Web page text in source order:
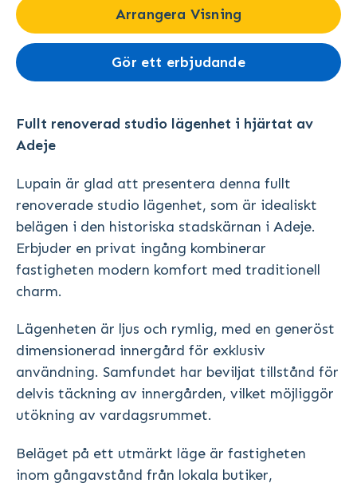
Arrangera Visning
Gör ett erbjudande
Fullt renoverad studio lägenhet i hjärtat av
Adeje
Lupain är glad att presentera denna fullt
renoverade studio lägenhet, som är idealiskt
belägen i den historiska stadskärnan i Adeje.
Erbjuder en privat ingång kombinerar
fastigheten modern komfort med traditionell
charm.
Lägenheten är ljus och rymlig, med en generöst
dimensionerad innergård för exklusiv
användning. Samfundet har beviljat tillstånd för
delvis täckning av innergården, vilket möjliggör
utökning av vardagsrummet.
Beläget på ett utmärkt läge är fastigheten
inom gångavstånd från lokala butiker,